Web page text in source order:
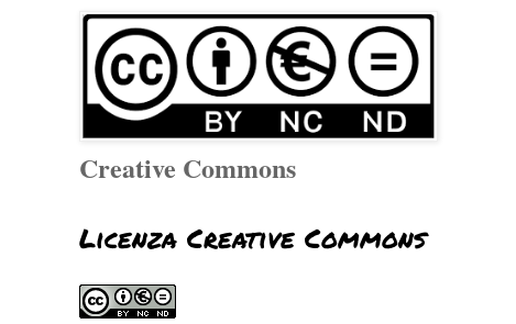
Creative Commons
Licenza Creative Commons